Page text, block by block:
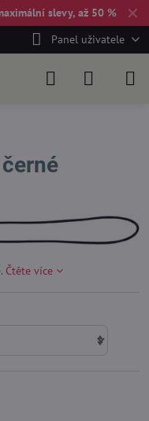
✕
slevy, až 50 %
Panel uživatele
Čtěte více